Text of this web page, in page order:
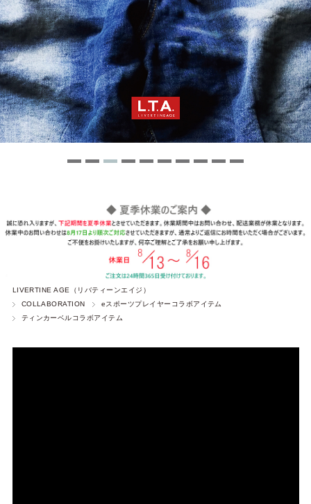
LIVERTINE AGE（リバティーンエイジ）
COLLABORATION
eスポーツプレイヤーコラボアイテム
ティンカーベルコラボアイテム